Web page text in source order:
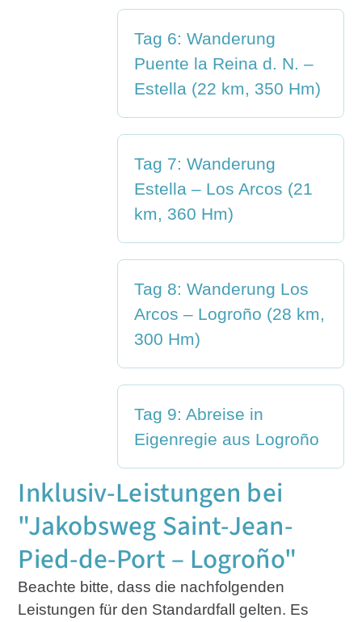
Tag 6: Wanderung
Puente la Reina d. N. –
Estella (22 km, 350 Hm)
Tag 7: Wanderung
Estella – Los Arcos (21
km, 360 Hm)
Tag 8: Wanderung Los
Arcos – Logroño (28 km,
300 Hm)
Tag 9: Abreise in
Eigenregie aus Logroño
Inklusiv-Leistungen bei
"Jakobsweg Saint-Jean-
Pied-de-Port – Logroño"
Beachte bitte, dass die nachfolgenden
Leistungen für den Standardfall gelten. Es